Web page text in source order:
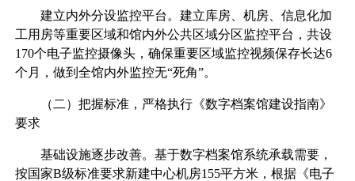
建立内外分设监控平台。建立库房、机房、信息化加
工用房等重要区域和馆内外公共区域分区监控平台，共设
170个电子监控摄像头，确保重要区域监控视频保存长达6
个月，做到全馆内外监控无“死角”。
（二）把握标准，严格执行《数字档案馆建设指南》
要求
基础设施逐步改善。基于数字档案馆系统承载需要，
按国家B级标准要求新建中心机房155平方米，根据《电子